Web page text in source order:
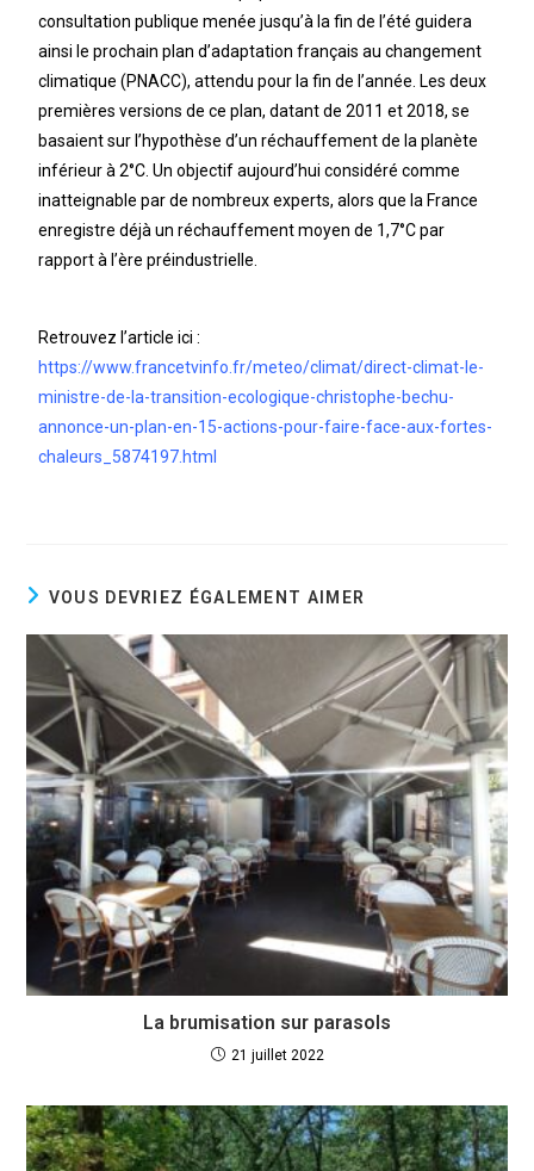
consultation publique menée jusqu’à la fin de l’été guidera
ainsi le prochain plan d’adaptation français au changement
climatique (PNACC), attendu pour la fin de l’année. Les deux
premières versions de ce plan, datant de 2011 et 2018, se
basaient sur l’hypothèse d’un réchauffement de la planète
inférieur à 2°C. Un objectif aujourd’hui considéré comme
inatteignable par de nombreux experts, alors que la France
enregistre déjà un réchauffement moyen de 1,7°C par
rapport à l’ère préindustrielle.
Retrouvez l’article ici :
https://www.francetvinfo.fr/meteo/climat/direct-climat-le-
ministre-de-la-transition-ecologique-christophe-bechu-
annonce-un-plan-en-15-actions-pour-faire-face-aux-fortes-
chaleurs_5874197.html
VOUS DEVRIEZ ÉGALEMENT AIMER
La brumisation sur parasols
21 juillet 2022